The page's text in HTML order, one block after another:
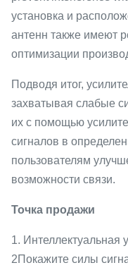
установка и
антенн также имеют
оптимизации
Подводя итог,
захватывая слабые
их с помощью
сигналов в
пользователям
возможности связи.
Точка продажи
1. Интеллектуальная
2Покажите силы